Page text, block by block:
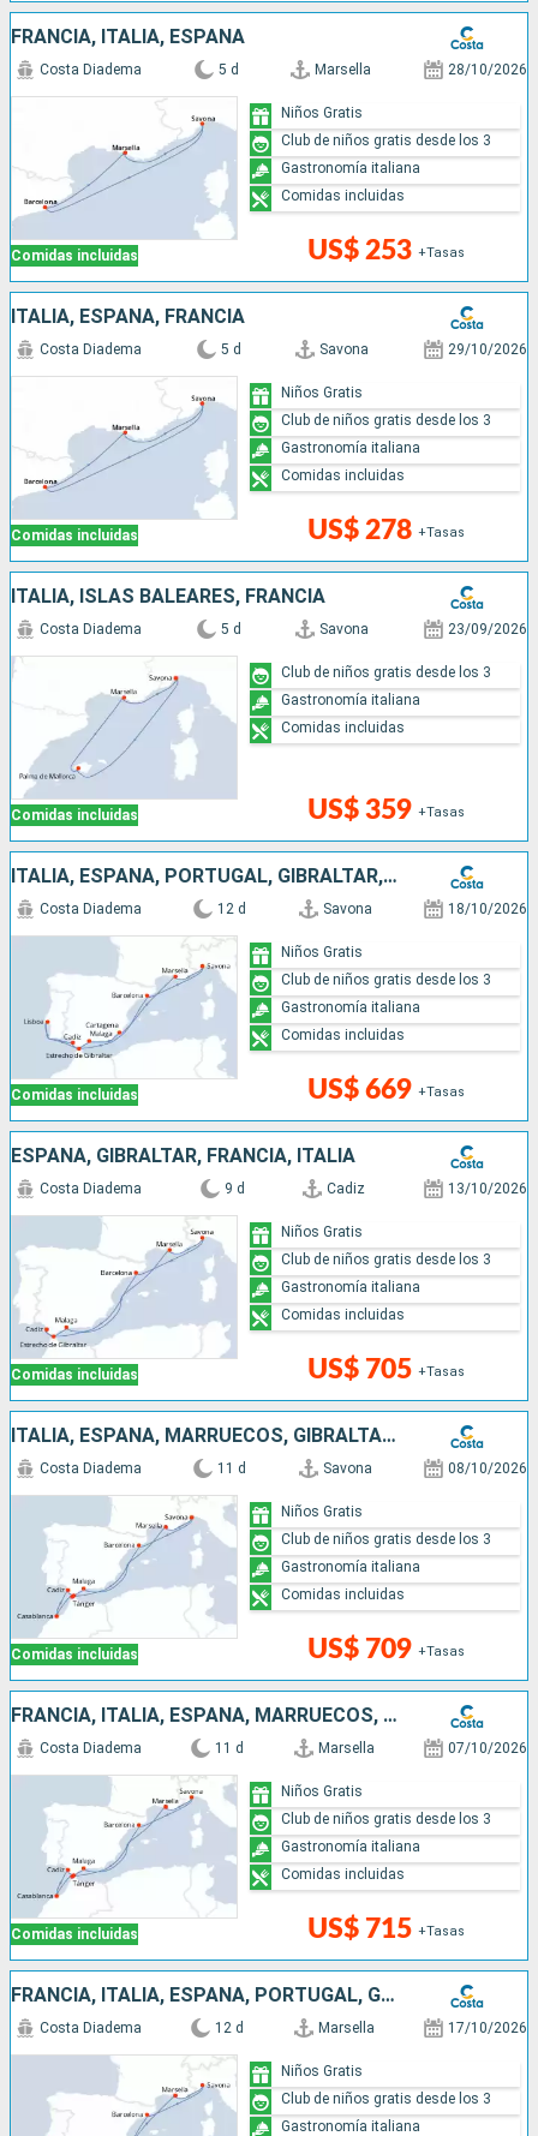
FRANCIA, ITALIA, ESPAÑA
Comidas incluidas
Costa Diadema 5 d Marsella 28/10/2026
US$ 253 +Tasas
Niños Gratis
Club de niños gratis desde los 3
Gastronomía italiana
Comidas incluidas
ITALIA, ESPAÑA, FRANCIA
Comidas incluidas
Costa Diadema 5 d Savona 29/10/2026
US$ 278 +Tasas
Niños Gratis
Club de niños gratis desde los 3
Gastronomía italiana
Comidas incluidas
ITALIA, ISLAS BALEARES, FRANCIA
Comidas incluidas
Costa Diadema 5 d Savona 23/09/2026
US$ 359 +Tasas
Club de niños gratis desde los 3
Gastronomía italiana
Comidas incluidas
ITALIA, ESPAÑA, PORTUGAL, GIBRALTAR, FRANCIA
Comidas incluidas
Costa Diadema 12 d Savona 18/10/2026
US$ 669 +Tasas
Niños Gratis
Club de niños gratis desde los 3
Gastronomía italiana
Comidas incluidas
ESPAÑA, GIBRALTAR, FRANCIA, ITALIA
Comidas incluidas
Costa Diadema 9 d Cadiz 13/10/2026
US$ 705 +Tasas
Niños Gratis
Club de niños gratis desde los 3
Gastronomía italiana
Comidas incluidas
ITALIA, ESPAÑA, MARRUECOS, GIBRALTAR, FRANCIA
Comidas incluidas
Costa Diadema 11 d Savona 08/10/2026
US$ 709 +Tasas
Niños Gratis
Club de niños gratis desde los 3
Gastronomía italiana
Comidas incluidas
FRANCIA, ITALIA, ESPAÑA, MARRUECOS, GIBRALTAR
Comidas incluidas
Costa Diadema 11 d Marsella 07/10/2026
US$ 715 +Tasas
Niños Gratis
Club de niños gratis desde los 3
Gastronomía italiana
Comidas incluidas
FRANCIA, ITALIA, ESPAÑA, PORTUGAL, GIBRALTAR
Costa Diadema 12 d Marsella 17/10/2026
Niños Gratis
Club de niños gratis desde los 3
Gastronomía italiana